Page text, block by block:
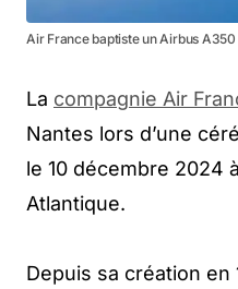
Air France baptiste un Airbus A350
La compagnie Air
Nantes lors d’une
le 10 décembre 2024
Atlantique.
Depuis sa création en